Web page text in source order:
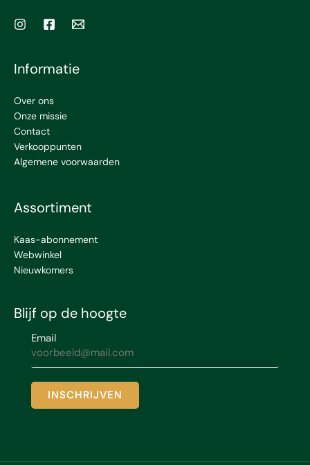
Informatie
Over ons
Onze missie
Contact
Verkooppunten
Algemene voorwaarden
Assortiment
Kaas-abonnement
Webwinkel
Nieuwkomers
Blijf op de hoogte
Email
INSCHRIJVEN